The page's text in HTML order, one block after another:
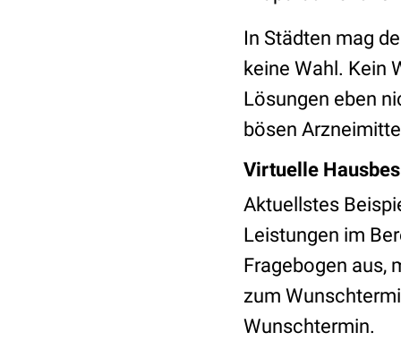
In Städten mag
keine Wahl. Kein
Lösungen eben
bösen
Virtuelle
Aktuellstes
Leistungen im
Fragebogen aus,
zum
Wunschtermin.